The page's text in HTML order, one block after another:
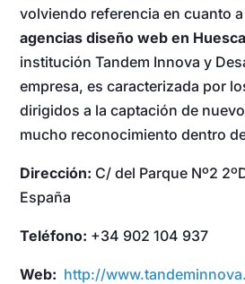
volviendo referencia en cuanto
agencias diseño web en Huesca
institución Tandem Innova y
empresa, es caracterizada por
dirigidos a la captación de
mucho reconocimiento dentro
Dirección: C/ del Parque Nº2
España
Teléfono: +34 902 104 937
Web: http://